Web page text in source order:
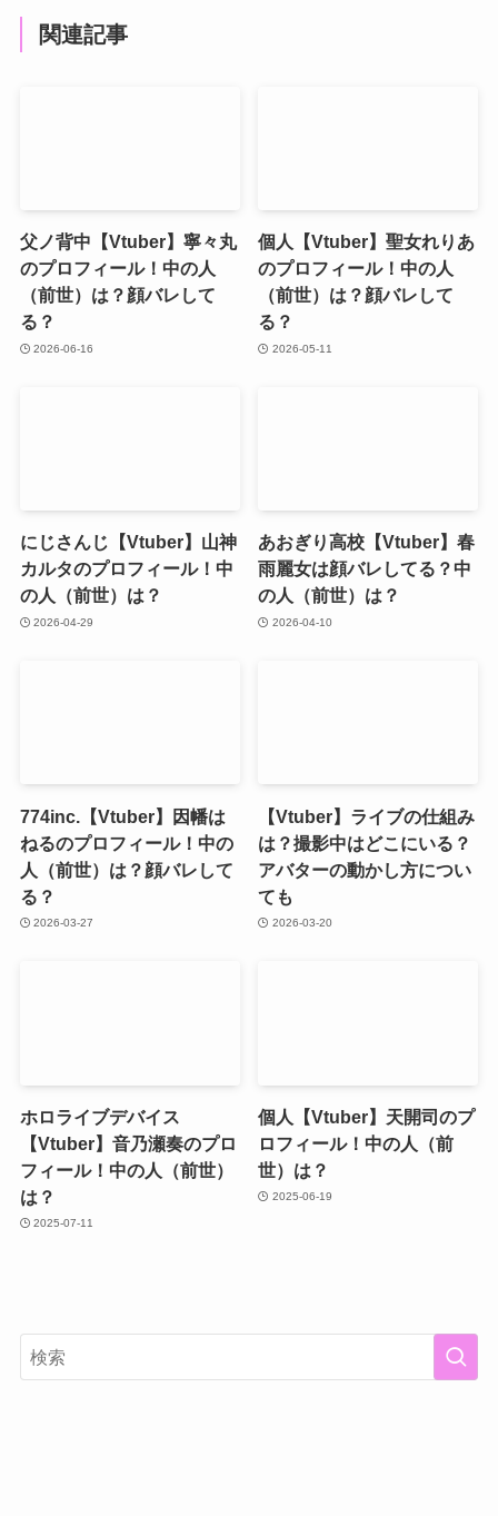
関連記事
父ノ背中【Vtuber】寧々丸
のプロフィール！中の人
（前世）は？顔バレして
る？
2026-06-16
個人【Vtuber】聖女れりあ
のプロフィール！中の人
（前世）は？顔バレして
る？
2026-05-11
にじさんじ【Vtuber】山神
カルタのプロフィール！中
の人（前世）は？
2026-04-29
あおぎり高校【Vtuber】春
雨麗女は顔バレしてる？中
の人（前世）は？
2026-04-10
774inc.【Vtuber】因幡は
ねるのプロフィール！中の
人（前世）は？顔バレして
る？
2026-03-27
【Vtuber】ライブの仕組み
は？撮影中はどこにいる？
アバターの動かし方につい
ても
2026-03-20
ホロライブデバイス
【Vtuber】音乃瀬奏のプロ
フィール！中の人（前世）
は？
2025-07-11
個人【Vtuber】天開司のプ
ロフィール！中の人（前
世）は？
2025-06-19